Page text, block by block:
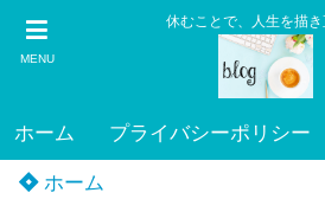
MENU
休むことで、人生を描き
ホーム プライバシーポリシー
ホーム